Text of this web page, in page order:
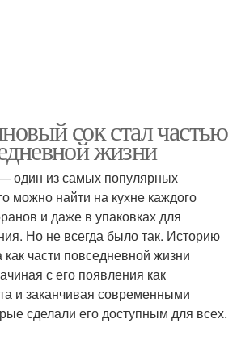
сок стал частью
жизни
один из самых популярных
можно найти на кухне каждого
и даже в упаковках для
Но не всегда было так. Историю
как части повседневной жизни
с его появления как
и заканчивая современными
сделали его доступным для всех.